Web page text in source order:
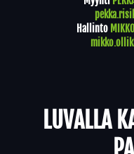
Hallinto
LUVALLA